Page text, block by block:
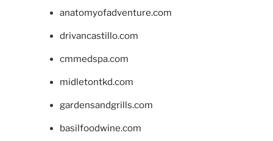
anatomyofadventure.com
drivancastillo.com
cmmedspa.com
midletontkd.com
gardensandgrills.com
basilfoodwine.com